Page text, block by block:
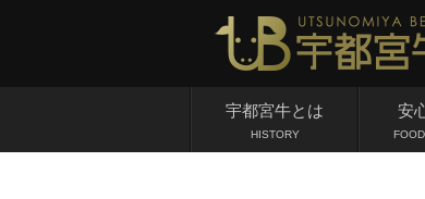
宇都宮牛とは
HISTORY
安